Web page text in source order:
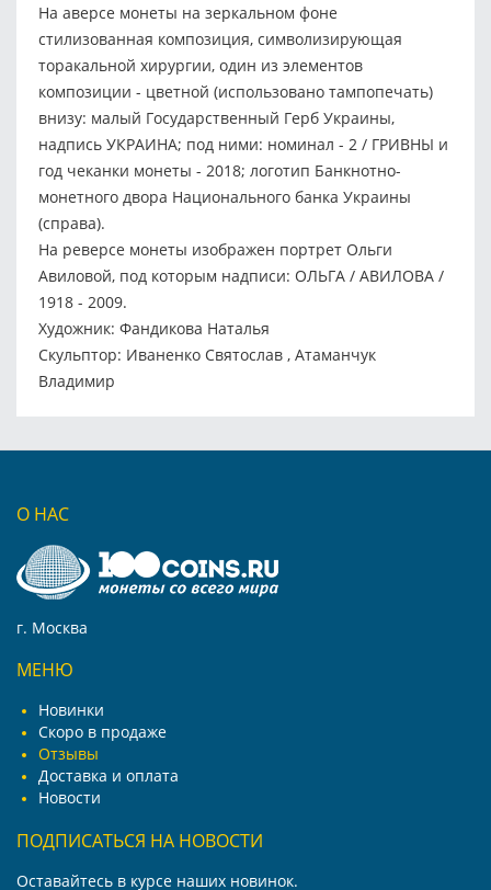
На аверсе монеты на зеркальном фоне
стилизованная композиция, символизирующая
торакальной хирургии, один из элементов
композиции - цветной (использовано тампопечать)
внизу: малый Государственный Герб Украины,
надпись УКРАИНА; под ними: номинал - 2 / ГРИВНЫ и
год чеканки монеты - 2018; логотип Банкнотно-
монетного двора Национального банка Украины
(справа).
На реверсе монеты изображен портрет Ольги
Авиловой, под которым надписи: ОЛЬГА / АВИЛОВА /
1918 - 2009.
Художник: Фандикова Наталья
Скульптор: Иваненко Святослав , Атаманчук
Владимир
О НАС
г. Москва
МЕНЮ
Новинки
Скоро в продаже
Отзывы
Доставка и оплата
Новости
ПОДПИСАТЬСЯ НА НОВОСТИ
Оставайтесь в курсе наших новинок.